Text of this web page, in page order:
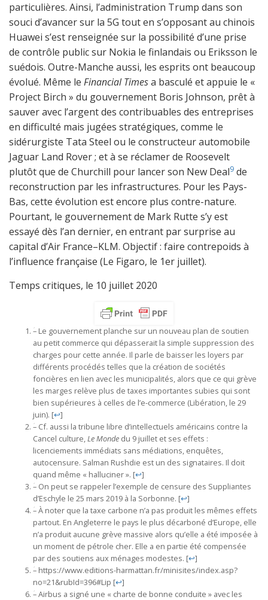
particulières. Ainsi, l’administration Trump dans son
souci d’avancer sur la 5G tout en s’opposant au chinois
Huawei s’est renseignée sur la possibilité d’une prise
de contrôle public sur Nokia le finlandais ou Eriksson le
suédois. Outre-Manche aussi, les esprits ont beaucoup
évolué. Même le Financial Timesa basculé et appuie le «
Project Birch » du gouvernement Boris Johnson, prêt à
sauver avec l’argent des contribuables des entreprises
en difficulté mais jugées stratégiques, comme le
sidérurgiste Tata Steel ou le constructeur automobile
Jaguar Land Rover ; et à se réclamer de Roosevelt
plutôt que de Churchill pour lancer son New Deal9 de
reconstruction par les infrastructures. Pour les Pays-
Bas, cette évolution est encore plus contre-nature.
Pourtant, le gouvernement de Mark Rutte s’y est
essayé dès l’an dernier, en entrant par surprise au
capital d’Air France–KLM. Objectif : faire contrepoids à
l’influence française (Le Figaro, le 1er juillet).
Temps critiques, le 10 juillet 2020
ؘ– Le gouvernement planche sur un nouveau plan de soutien
au petit commerce qui dépasserait la simple suppression des
charges pour cette année. Il parle de baisser les loyers par
différents procédés telles que la création de sociétés
foncières en lien avec les municipalités, alors que ce qui grève
les marges relève plus de taxes importantes subies qui sont
bien supérieures à celles de l’e-commerce (Libération, le 29
juin). [↩]
ؘ– Cf. aussi la tribune libre d’intellectuels américains contre la
Cancel culture,Le Monde du 9 juillet et ses effets :
licenciements immédiats sans médiations, enquêtes,
autocensure. Salman Rushdie est un des signataires. Il doit
quand même « halluciner ». [↩]
ؘ– On peut se rappeler l’exemple de censure des Suppliantes
d’Eschyle le 25 mars 2019 à la Sorbonne. [↩]
ؘ– À noter que la taxe carbone n’a pas produit les mêmes effets
partout. En Angleterre le pays le plus décarboné d’Europe, elle
n’a produit aucune grève massive alors qu’elle a été imposée à
un moment de pétrole cher. Elle a en partie été compensée
par des soutiens aux ménages modestes. [↩]
ؘ– https://www.editions-harmattan.fr/minisites/index.asp?
no=21&rubId=396#Lip [↩]
ؘ– Airbus a signé une « charte de bonne conduite » avec les